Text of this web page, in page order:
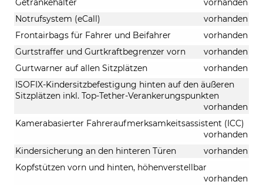
Getränkehalter
vorhanden
Notrufsystem (eCall)
vorhanden
Frontairbags für Fahrer und Beifahrer
vorhanden
Gurtstraffer und Gurtkraftbegrenzer vorn
vorhanden
Gurtwarner auf allen Sitzplätzen
vorhanden
ISOFIX-Kindersitzbefestigung hinten auf den äußeren
Sitzplätzen inkl. Top-Tether-Verankerungspunkten
vorhanden
Kamerabasierter Fahreraufmerksamkeitsassistent (ICC)
vorhanden
Kindersicherung an den hinteren Türen
vorhanden
Kopfstützen vorn und hinten, höhenverstellbar
vorhanden